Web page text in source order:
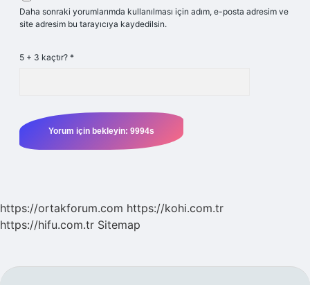
Daha sonraki yorumlarımda kullanılması için adım, e-posta adresim ve
site adresim bu tarayıcıya kaydedilsin.
5 + 3 kaçtır? *
https://ortakforum.com https://kohi.com.tr
https://hifu.com.tr Sitemap